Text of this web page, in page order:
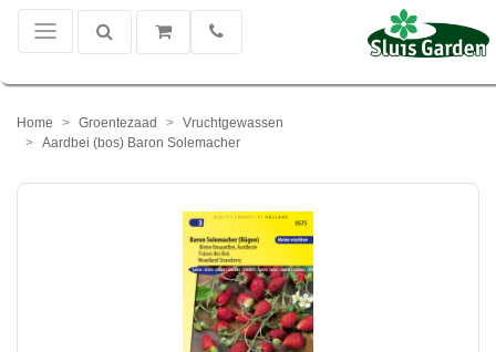
Home Groentezaad
Vruchtgewassen
Aardbei (bos) Baron Solemacher